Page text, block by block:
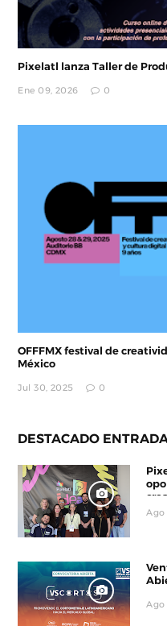
Pixelatl lanza Taller de
Ene 09, 2026 0
OFFFMX festival de
México
Jul 30, 2025 0
DESTACADO
Ago
Ago